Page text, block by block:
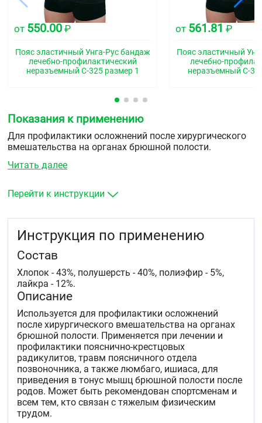
от 550.00 ₽
Пояс эластичный Унга-Рус бандаж
лечебно-профилактический
неразъемный С-325 размер 1
от 561.81 ₽
Пояс эластичный
лечебно-
неразъемный С-
Показания к применению
Для профилактики осложнений после хирургического
вмешательства на органах брюшной полости.
крестцовых радикулитов, травм поясничного отдела
приведения в тонус мышц брюшной полости после
Читать далее
Перейти к инструкции
Инструкция по применению
Состав
Хлопок - 43%, полушерсть - 40%, полиэфир - 5%,
лайкра - 12%.
Описание
Используется для профилактики осложнений
после хирургического вмешательства на органах
брюшной полости. Применяется при лечении и
профилактики пояснично-крестцовых
радикулитов, травм поясничного отдела
позвоночника, а также люмбаго, ишиаса, для
приведения в тонус мышц брюшной полости после
родов. Может быть рекомендован спортсменам и
всем тем, кто связан с тяжелым физическим
трудом.